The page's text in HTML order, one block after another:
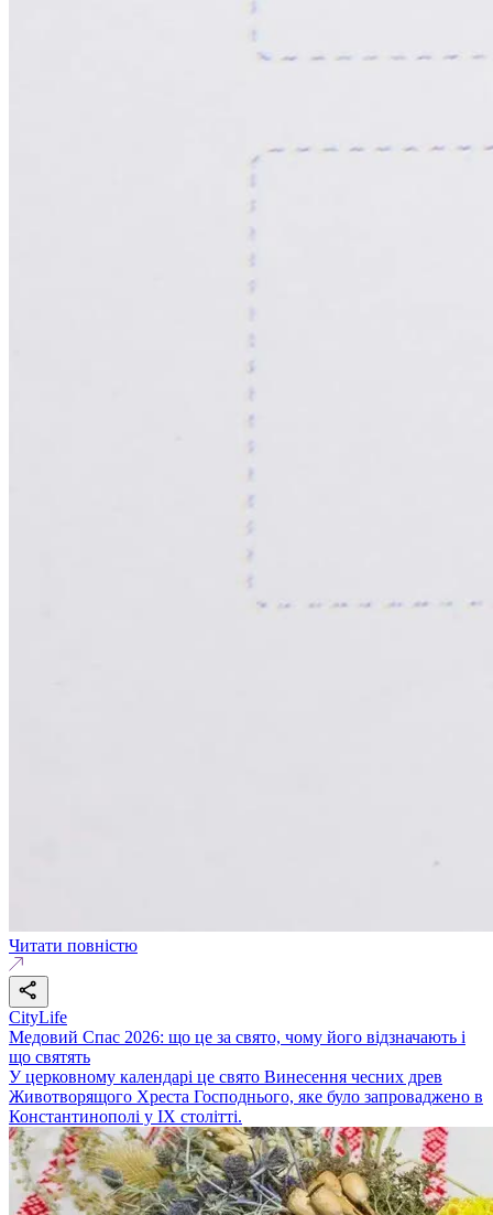
Читати повністю
CityLife
Медовий Спас 2026: що це за свято, чому його відзначають і
що святять
У церковному календарі це свято Винесення чесних древ
Животворящого Хреста Господнього, яке було запроваджено в
Константинополі у IX столітті.